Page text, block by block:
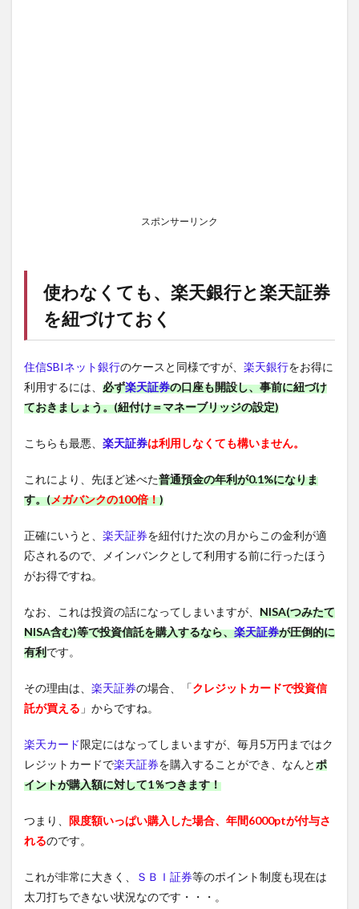
スポンサーリンク
使わなくても、 楽天銀行と楽天証券
を紐づけておく
住信SBIネット銀行のケースと同様ですが、 楽天銀行をお得に
利用するには、 必ず楽天証券の口座も開設し、事前に紐づけ
ておきましょう。(紐付け＝マネーブリッジの設定)
こちらも最悪、 楽天証券は利用しなくても構いません。
これにより、先ほど述べた普通預金の年利が0.1%になりま
す。(メガバンクの100倍！)
正確にいうと、 楽天証券を紐付けた次の月からこの金利が適
応されるので、メインバンクとして利用する前に行ったほう
がお得ですね。
なお、これは投資の話になってしまいますが、 NISA(つみたて
NISA含む)等で投資信託を購入するなら、楽天証券が圧倒的に
有利です。
その理由は、 楽天証券の場合、「クレジットカードで投資信
託が買える 」からですね。
楽天カード限定にはなってしまいますが、毎月5万円まではク
レジットカードで楽天証券を購入することができ、なんとポ
イントが購入額に対して1％つきます！
つまり、 限度額いっぱい購入した場合、年間6000ptが付与さ
れるのです。
これが非常に大きく、 ＳＢＩ証券等のポイント制度も現在は
太刀打ちできない状況なのです・・・。